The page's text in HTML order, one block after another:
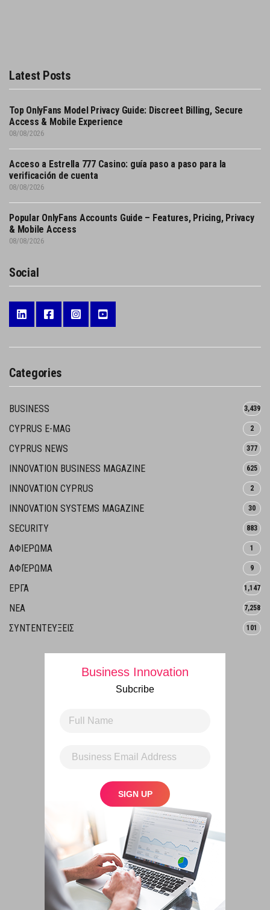
Latest Posts
Top OnlyFans Model Privacy Guide: Discreet Billing, Secure
Access & Mobile Experience
08/08/2026
Acceso a Estrella 777 Casino: guía paso a paso para la
verificación de cuenta
08/08/2026
Popular OnlyFans Accounts Guide – Features, Pricing, Privacy
& Mobile Access
08/08/2026
Social
Categories
BUSINESS 3,439
CYPRUS E-MAG 2
CYPRUS NEWS 377
INNOVATION BUSINESS MAGAZINE 625
INNOVATION CYPRUS 2
INNOVATION SYSTEMS MAGAZINE 30
SECURITY 883
ΑΦΙΕΡΩΜΑ 1
ΑΦΙΈΡΩΜΑ 9
ΕΡΓΑ 1,147
ΝΕΑ 7,258
ΣΥΝΤΕΝΤΕΥΞΕΙΣ 101
Business Innovation
Subcribe